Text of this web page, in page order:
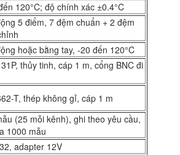
120°C; độ chính xác ±0.4°C
5 điểm, 7 đệm chuẩn + 2 đệm
hoặc bằng tay, -20 đến 120°C
thủy tinh, cáp 1 m, cổng BNC đi
T, thép không gỉ, cáp 1 m
(25 mỗi kênh), ghi theo yêu cầu,
1000 mẫu
adapter 12V